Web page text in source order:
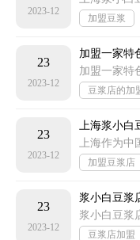
2023-12
加盟豆浆
23
2023-12
加盟一家特
钱？
豆浆店的加
23
2023-12
上海浆小白
加盟豆浆店
23
2023-12
浆小白豆浆
豆浆店加盟